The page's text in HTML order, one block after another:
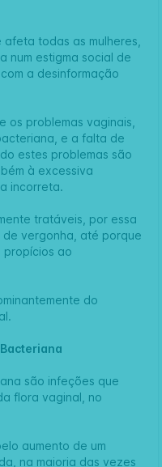
todas as mulheres,
num estigma social de
a desinformação
os problemas vaginais,
e a falta de
estes problemas são
à excessiva
incorreta.
tratáveis, por essa
vergonha, até porque
propícios ao
do
são infeções que
flora vaginal, no
aumento de um
na maioria das vezes